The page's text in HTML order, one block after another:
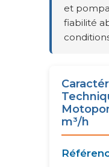
et
fiabilité
m³/h